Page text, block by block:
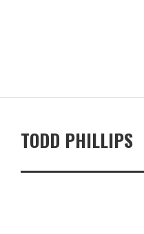
TODD PHILLIPS